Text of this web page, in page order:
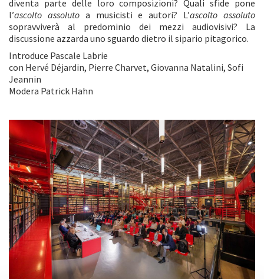
diventa parte delle loro composizioni? Quali sfide pone
l’ascolto assolutoa musicisti e autori? L’ascolto assoluto
sopravviverà al predominio dei mezzi audiovisivi? La
discussione azzarda uno sguardo dietro il sipario pitagorico.
Introduce Pascale Labrie
con Hervé Déjardin, Pierre Charvet, Giovanna Natalini, Sofi
Jeannin
Modera Patrick Hahn